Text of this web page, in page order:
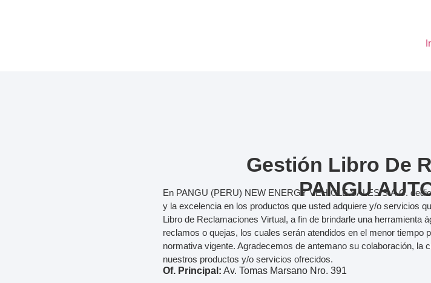
Gestión Libro De
PANGU
En PANGU (PERU) NEW ENERGY VEHICLE SALES S.A.C.
y la excelencia en los productos que usted adquiere y/o servicios
Libro de Reclamaciones Virtual, a fin de brindarle una herramienta
reclamos o quejas, los cuales serán atendidos en el menor tiempo
normativa vigente. Agradecemos de antemano su colaboración, la
nuestros productos y/o servicios ofrecidos.
Of. Principal: Av. Tomas Marsano Nro. 391